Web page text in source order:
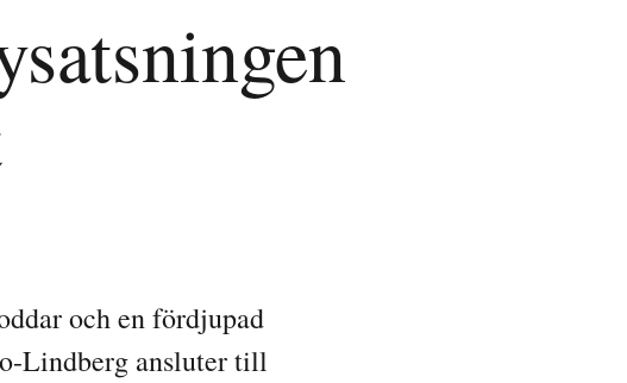
och en fördjupad
Lindberg ansluter till